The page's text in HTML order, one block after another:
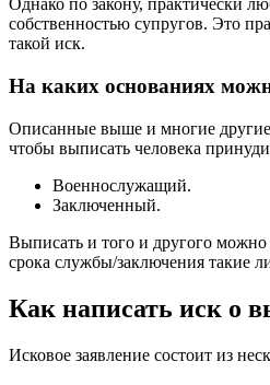
Однако по закону, практически
собственностью супругов. Это
такой иск.
На каких основаниях
Описанные выше и многие другие
чтобы выписать человека
Военнослужащий.
Заключенный.
Выписать и того и другого
срока службы/заключения такие
Как написать иск о
Исковое заявление состоит из